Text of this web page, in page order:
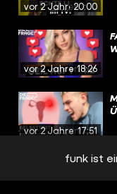
vor 2 Jahren20:00
vor 2 Jahren18:26
vor 2 Jahren17:51
funk ist